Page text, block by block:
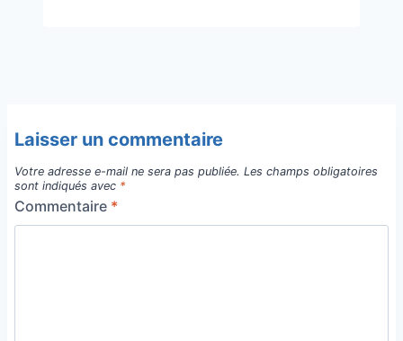
Laisser un commentaire
Votre adresse e-mail ne sera pas publiée. Les champs obligatoires
sont indiqués avec *
Commentaire *